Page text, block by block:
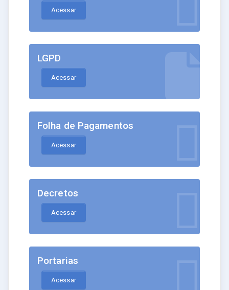
Acessar
LGPD
Acessar
Folha de Pagamentos
Acessar
Decretos
Acessar
Portarias
Acessar